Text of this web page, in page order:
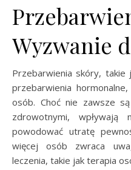
Wyzwanie
Przebarwienia skóry, takie
przebarwienia
osób. Choć nie zawsze
zdrowotnymi,
powodować utratę
więcej osób zwraca
leczenia, takie jak terapia